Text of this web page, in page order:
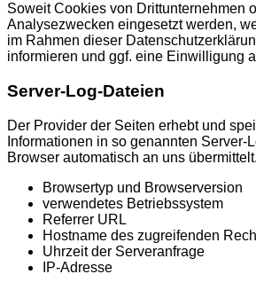
Soweit Cookies von Drittunternehmen
Analysezwecken eingesetzt werden,
im Rahmen dieser
informieren und ggf. eine Einwilligung
Server-Log-Dateien
Der Provider der Seiten erhebt und
Informationen in so genannten Server-
Browser automatisch an uns
Browsertyp und Browserversion
verwendetes Betriebssystem
Referrer URL
Hostname des zugreifenden
Uhrzeit der Serveranfrage
IP-Adresse